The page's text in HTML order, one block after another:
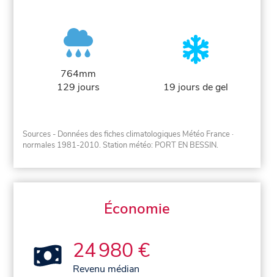
764mm
129 jours
19 jours de gel
Sources - Données des fiches climatologiques Météo France ·
normales 1981-2010. Station météo: PORT EN BESSIN.
Économie
24 980 €
Revenu médian